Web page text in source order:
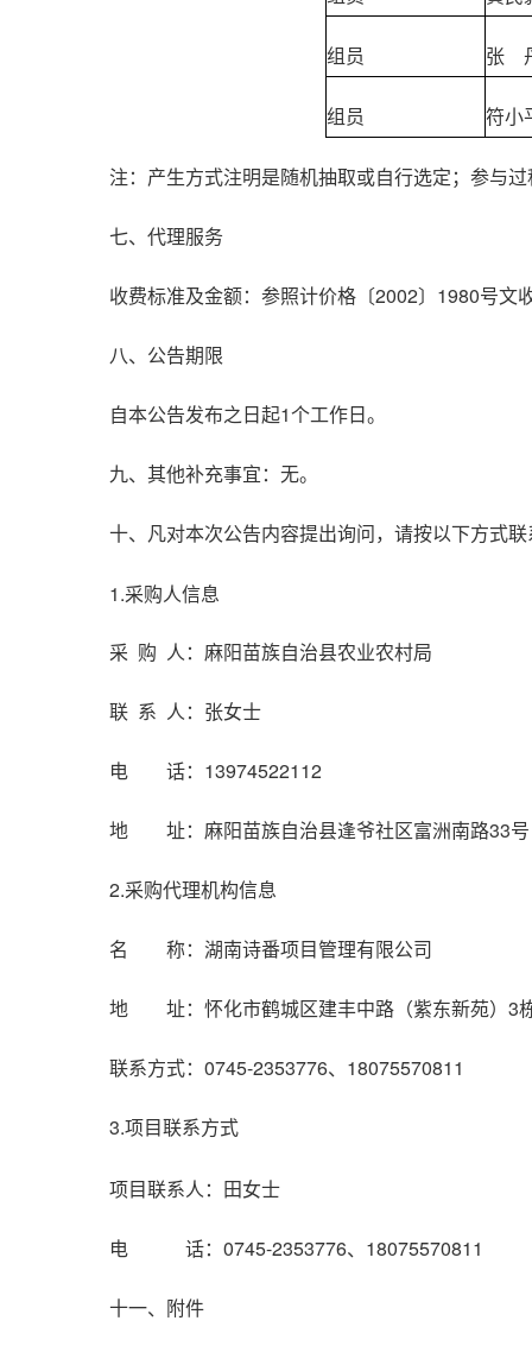
组员 张
组员 符小
注：产生方式注明是随机抽取或自行选定；参与
七、代理服务
收费标准及金额：参照计价格〔2002〕1980号文
八、公告期限
自本公告发布之日起1个工作日。
九、其他补充事宜：无。
十、凡对本次公告内容提出询问，请按以下方式
1.采购人信息
采 购 人：麻阳苗族自治县农业农村局
联 系 人：张女士
电 话：13974522112
地 址：麻阳苗族自治县逢爷社区富洲南路33号
2.采购代理机构信息
名 称：湖南诗番项目管理有限公司
地 址：怀化市鹤城区建丰中路（紫东新苑）3
联系方式：0745-2353776、18075570811
3.项目联系方式
项目联系人：田女士
电 话：0745-2353776、18075570811
十一、附件